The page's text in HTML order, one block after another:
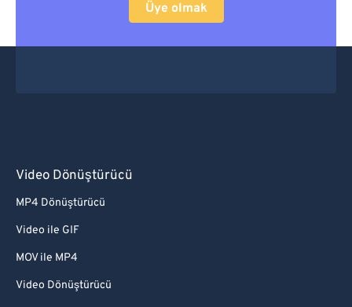
Üye olmak
Video Dönüştürücü
MP4 Dönüştürücü
Video ile GIF
MOV ile MP4
Video Dönüştürücü